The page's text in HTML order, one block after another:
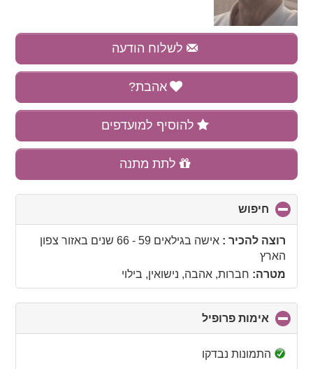
לשלוח הודעה
אהבת?
להוסיף למועדפים
לתת מתנה
חיפוש
to
collapseרוצה להכיר :אישה בגילאים 59 - 66 שנים באזור צפון
הארץ
מטרה: חברות, אהבה, נישואין, בילוי
אימות פרופיל
to
התמונות נבדקו